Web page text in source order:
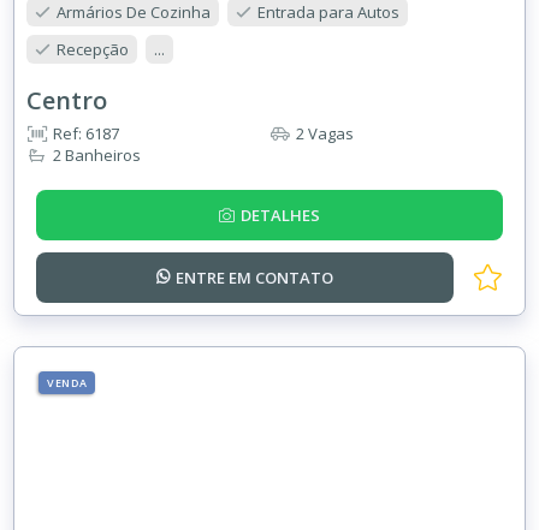
Armários De Cozinha
Entrada para Autos
Recepção
...
Centro
Ref: 6187
2 Banheiros
2 Vagas
DETALHES
ENTRE EM CONTATO
VENDA